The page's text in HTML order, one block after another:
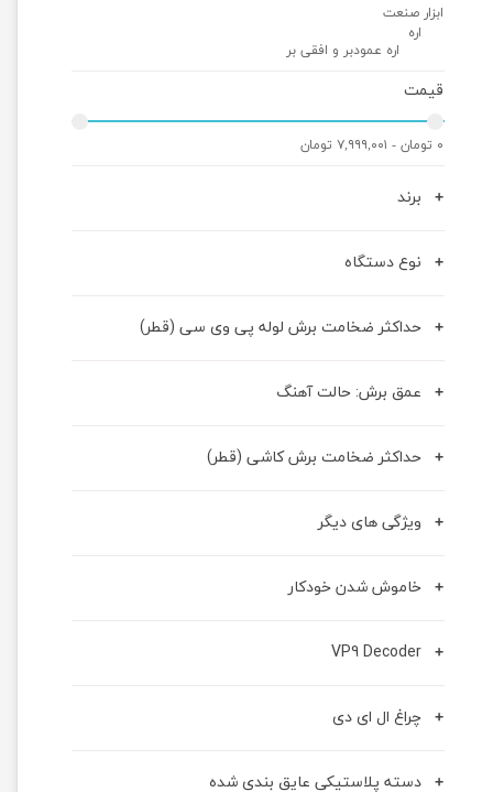
ابزار صنعت
اره
اره عمودبر و افقی بر
قیمت
۰ تومان - ۷,۹۹۹,۰۰۱ تومان
برند
نوع دستگاه
حداکثر ضخامت برش لوله پی وی سی (قطر)
عمق برش: حالت آهنگ
حداکثر ضخامت برش کاشی (قطر)
ویژگی های دیگر
خاموش شدن خودکار
VP9 Decoder
چراغ ال ای دی
دسته پلاستیکی عایق بندی شده